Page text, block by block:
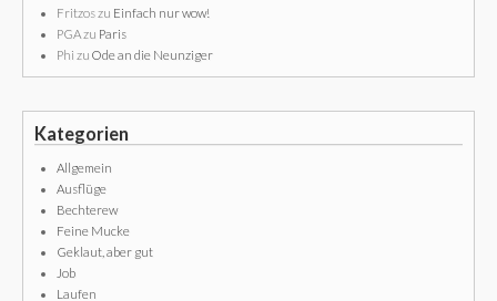
Fritzoszu Einfach nur wow!
PGAzu Paris
Phi zu Ode an die Neunziger
Kategorien
Allgemein
Ausflüge
Bechterew
Feine Mucke
Geklaut, aber gut
Job
Laufen